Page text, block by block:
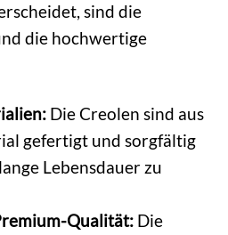
sind die
die hochwertige
Die Creolen sind aus
gefertigt und sorgfältig
Lebensdauer zu
Qualität: Die